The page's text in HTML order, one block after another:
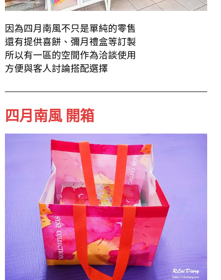
因為四月南風不只是單純的零售
還有提供喜餅、彌月禮盒等訂製
所以有一區的空間作為洽談使用
方便與客人討論搭配選擇
四月南風 開箱